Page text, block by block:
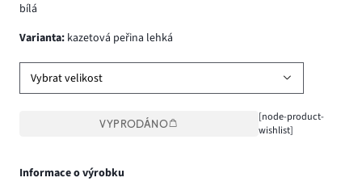
bílá
varianta: kazetová peřina lehká
Vybrat velikost
VYPRODÁNO
[node-product-
wishlist]
Informace o výrobku